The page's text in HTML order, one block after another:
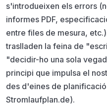
s'introdueixen els errors
informes PDF,
entre files de mesura,
traslladen la feina de
"decidir-ho una sola
principi que impulsa el
des d'eines de
Stromlaufplan.de).